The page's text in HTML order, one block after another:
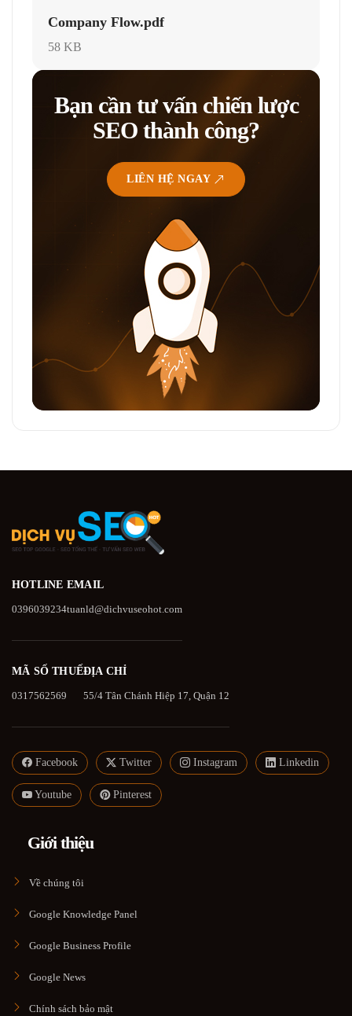
Company Flow.pdf
58 KB
Bạn cần tư vấn chiến lược
SEO thành công?
LIÊN HỆ NGAY
HOTLINE
0396039234
EMAIL
tuanld@dichvuseohot.com
MÃ SỐ THUẾ
0317562569
ĐỊA CHỈ
55/4 Tân Chánh Hiệp 17, Quận 12
Facebook Twitter Instagram Linkedin
Youtube Pinterest
Giới thiệu
Về chúng tôi
Google Knowledge Panel
Google Business Profile
Google News
Chính sách bảo mật